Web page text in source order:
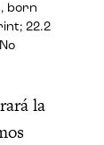
born
22.2
la